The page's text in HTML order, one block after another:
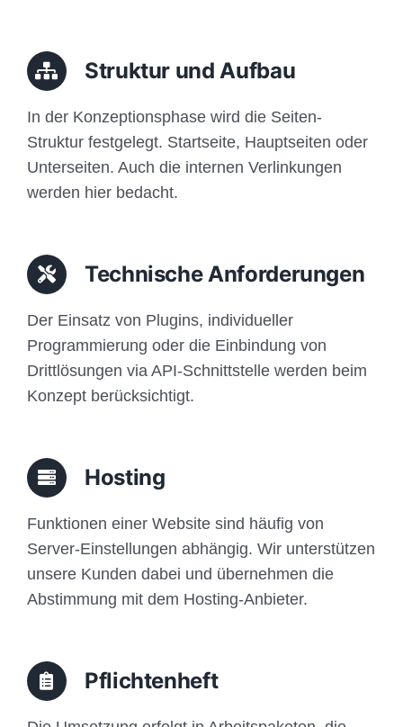
Struktur und Aufbau
In der Konzeptionsphase wird die Seiten-
Struktur festgelegt. Startseite, Hauptseiten oder
Unterseiten. Auch die internen Verlinkungen
werden hier bedacht.
Technische Anforderungen
Der Einsatz von Plugins, individueller
Programmierung oder die Einbindung von
Drittlösungen via API-Schnittstelle werden beim
Konzept berücksichtigt.
Hosting
Funktionen einer Website sind häufig von
Server-Einstellungen abhängig. Wir unterstützen
unsere Kunden dabei und übernehmen die
Abstimmung mit dem Hosting-Anbieter.
Pflichtenheft